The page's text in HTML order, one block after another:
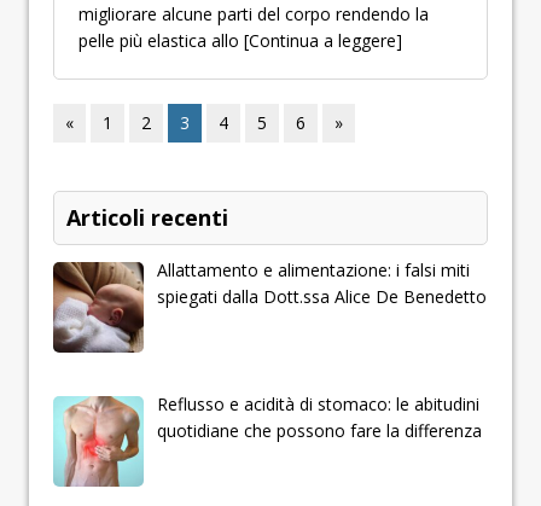
migliorare alcune parti del corpo rendendo la
pelle più elastica allo [Continua a leggere]
« 1 2 3 4 5 6 »
Articoli recenti
Allattamento e alimentazione: i falsi miti
spiegati dalla Dott.ssa Alice De Benedetto
Reflusso e acidità di stomaco: le abitudini
quotidiane che possono fare la differenza